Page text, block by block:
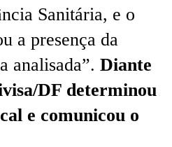
Sanitária, e o
a presença da
analisada”. Diante
DF determinou
e comunicou o